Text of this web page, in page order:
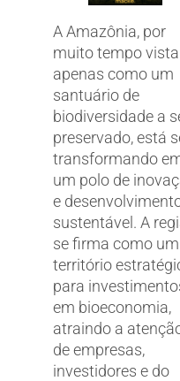
A Amazônia, por
muito tempo vista
apenas como um
santuário de
biodiversidade a
preservado, está
transformando
um polo de
e
sustentável. A
se firma como um
território
para
em bioeconomia,
atraindo a
de empresas,
investidores e do